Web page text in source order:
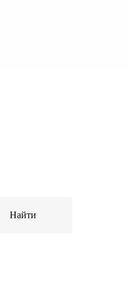
Найти